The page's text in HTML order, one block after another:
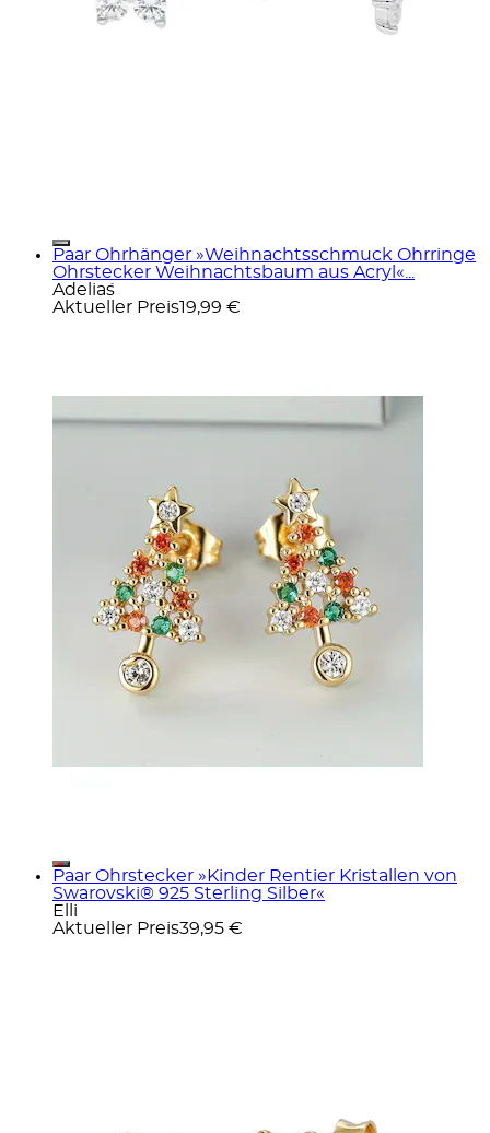
Paar Ohrhänger »Weihnachtsschmuck Ohrringe
Ohrstecker Weihnachtsbaum aus Acryl«...
Adelia´s
Aktueller Preis19,99 €
Paar Ohrstecker »Kinder Rentier Kristallen von
Swarovski® 925 Sterling Silber«
Elli
Aktueller Preis39,95 €